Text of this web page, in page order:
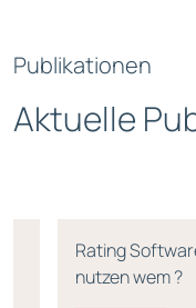
Publikationen
Aktuelle
Rating
nutzen wem ?